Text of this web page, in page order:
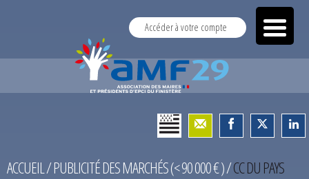
Accéder à votre compte
ACCUEIL/PUBLICITÉ DES MARCHÉS (< 90 000 € )/CC DU PAYS